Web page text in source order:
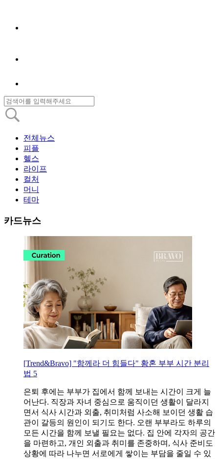
전체뉴스
피플
헬스
라이프
컬처
머니
테마
카드뉴스
[Trend&Bravo] "함께라 더 힘들다" 황혼 부부 시간 분리
법 5
은퇴 후에는 부부가 집에서 함께 보내는 시간이 크게 늘
어난다. 직장과 자녀 중심으로 움직이던 생활이 달라지
면서 식사 시간과 외출, 취미처럼 사소해 보이던 생활 습
관이 갈등의 원인이 되기도 한다. 오랜 부부라도 하루의
모든 시간을 함께 보낼 필요는 없다. 집 안에 각자의 공간
을 마련하고, 개인 외출과 취미를 존중하며, 식사 준비도
상황에 따라 나누면 서로에게 쌓이는 부담을 줄일 수 있